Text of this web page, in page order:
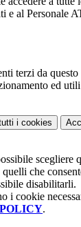
e al Personale
terzi da
ed
i cookies
scegliere
che
disabilitarli.
i cookie
.